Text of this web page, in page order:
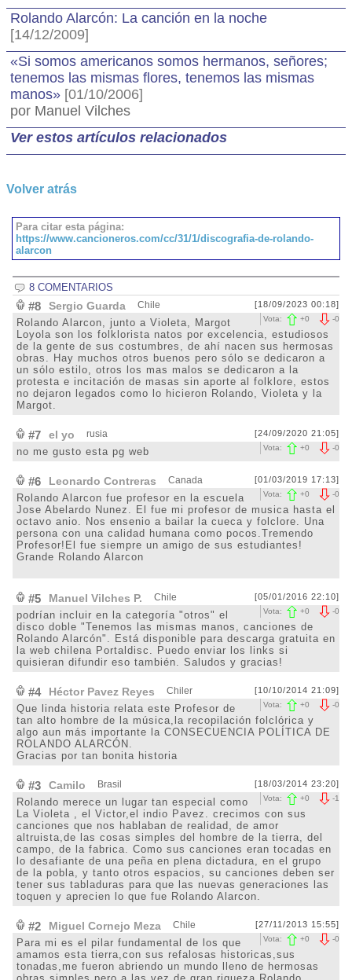
Rolando Alarcón: La canción en la noche
[14/12/2009]
«Si somos americanos somos hermanos, señores;
tenemos las mismas flores, tenemos las mismas
manos» [01/10/2006]
por Manuel Vilches
Ver estos artículos relacionados
Volver atrás
Para citar esta página:
https://www.cancioneros.com/cc/31/1/discografia-de-rolando-
alarcon
8 COMENTARIOS
#8 Sergio Guarda Chile [18/09/2023 00:18]
-0
Vota: +0
Rolando Alarcon, junto a Violeta, Margot
Loyola son los folklorista natos por excelencia, estudiosos
de la gente de sus costumbres, de ahí nacen sus hermosas
obras. Hay muchos otros buenos pero sólo se dedicaron a
un sólo estilo, otros los mas malos se dedicaron a la
protesta e incitación de masas sin aporte al folklore, estos
no dejaron legados como lo hicieron Rolando, Violeta y la
Margot.
#7 el yo rusia [24/09/2020 21:05]
-0
Vota: +0
no me gusto esta pg web
#6 Leonardo Contreras Canada [01/03/2019 17:13]
-0
Vota: +0
Rolando Alarcon fue profesor en la escuela
Jose Abelardo Nunez. El fue mi profesor de musica hasta el
octavo anio. Nos ensenio a bailar la cueca y folclore. Una
persona con una calidad humana como pocos.Tremendo
Profesor!El fue siempre un amigo de sus estudiantes!
Grande Rolando Alarcon
#5 Manuel Vilches P. Chile [05/01/2016 22:10]
-0
Vota: +0
podrían incluir en la categoría "otros" el
disco doble "Tenemos las mismas manos, canciones de
Rolando Alarcón". Está disponible para descarga gratuita en
la web chilena Portaldisc. Puedo enviar los links si
quisieran difundir eso también. Saludos y gracias!
#4 Héctor Pavez Reyes Chiler [10/10/2014 21:09]
-0
Vota: +0
Que linda historia relata este Profesor de
tan alto hombre de la música,la recopilación folclórica y
algo aun más importante la CONSECUENCIA POLÍTICA DE
ROLANDO ALARCÓN.
Gracias por tan bonita historia
#3 Camilo Brasil [18/03/2014 23:20]
-1
Vota: +0
Rolando merece un lugar tan especial como
La Violeta , el Victor,el indio Pavez. crecimos con sus
canciones que nos hablaban de realidad, de amor
altruista,de las cosas simples del hombre de la tierra, del
campo, de la fabrica. Como sus canciones eran tocadas en
lo desafiante de una peña en plena dictadura, en el grupo
de la pobla, y tanto otros espacios, su canciones deben ser
tener sus tabladuras para que las nuevas generaciones las
toquen y aprecien lo que fue Rolando Alarcon.
#2 Miguel Cornejo Meza Chile [27/11/2013 15:55]
-0
Vota: +0
Para mi es el pilar fundamental de los que
amamos esta tierra,con sus refalosas historicas,sus
tonadas,me fueron abriendo un mundo lleno de hermosas